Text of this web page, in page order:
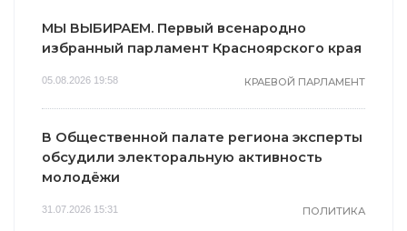
МЫ ВЫБИРАЕМ. Первый всенародно
избранный парламент Красноярского края
05.08.2026 19:58 КРАЕВОЙ ПАРЛАМЕНТ
В Общественной палате региона эксперты
обсудили электоральную активность
молодёжи
31.07.2026 15:31 ПОЛИТИКА